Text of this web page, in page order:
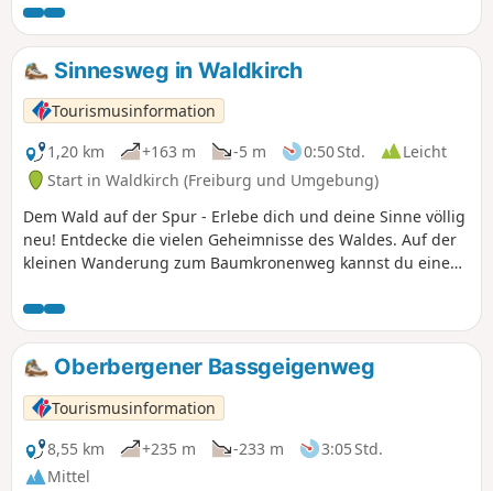
allerlei Spielen.Aber auch die weite Sicht bis hinüber zum
Kaiserstuhl, über Waldkirch hinweg zum Kandel ist ein
tolles Erlebnis.
Sinnesweg in Waldkirch
Tourismusinformation
1,20 km
+163 m -5 m 0:50 Std.
Leicht
Start in Waldkirch (Freiburg und Umgebung)
Dem Wald auf der Spur - Erlebe dich und deine Sinne völlig
neu! Entdecke die vielen Geheimnisse des Waldes. Auf der
kleinen Wanderung zum Baumkronenweg kannst du eine
beschnuppern und sogar Bäume verkehrt herum aus dem
Boden wachsen sehen. Der Wald offenbart sich als eine
faszinierende Welt, die gleichermaßen vertraut wie fremd
erscheint.
Oberbergener Bassgeigenweg
Tourismusinformation
8,55 km
+235 m -233 m
3:05 Std.
Mittel